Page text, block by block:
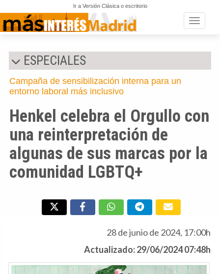
Ir a Versión Clásica o escritorio
Toggle
ESPECIALES
Campaña de sensibilización interna para un
entorno laboral más inclusivo
Henkel celebra el Orgullo con
una reinterpretación de
algunas de sus marcas por la
comunidad LGBTQ+
28 de junio de 2024, 17:00h
Actualizado: 29/06/2024 07:48h